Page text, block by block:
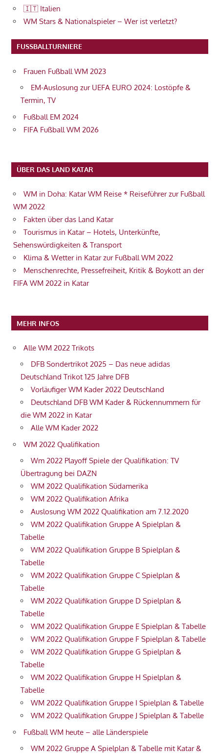
🇮🇹 Italien
WM Stars & Nationalspieler – Wer ist verletzt?
FUSSBALLTURNIERE
Frauen Fußball WM 2023
EM-Auslosung zur UEFA EURO 2024: Lostöpfe &
Termin, TV
Fußball EM 2024
FIFA Fußball WM 2026
ÜBER DAS LAND KATAR
WM in Doha: Katar WM Reise * Reiseführer zur Fußball
WM 2022
Fakten über das Land Katar
Tourismus in Katar – Hotels, Unterkünfte,
Sehenswürdigkeiten & Transport
Klima & Wetter in Katar zur Fußball WM 2022
Menschenrechte, Pressefreiheit, Kritik & Boykott an der
FIFA WM 2022 in Katar
MEHR INFOS
Alle WM 2022 Trikots
DFB Sondertrikot 2025 – Das neue adidas
Deutschland Trikot 125 Jahre DFB
Vorläufiger WM Kader 2022 Deutschland
Deutschland DFB WM Kader & Rückennummern für
die WM 2022 in Katar
Alle WM Kader 2022
WM 2022 Qualifikation
Wm 2022 Playoff Spiele der Qualifikation: TV
Übertragung bei DAZN
WM 2022 Qualifikation Südamerika
WM 2022 Qualifikation Afrika
Auslosung WM 2022 Qualifikation am 7.12.2020
WM 2022 Qualifikation Gruppe A Spielplan &
Tabelle
WM 2022 Qualifikation Gruppe B Spielplan &
Tabelle
WM 2022 Qualifikation Gruppe C Spielplan &
Tabelle
WM 2022 Qualifikation Gruppe D Spielplan &
Tabelle
WM 2022 Qualifikation Gruppe E Spielplan & Tabelle
WM 2022 Qualifikation Gruppe F Spielplan & Tabelle
WM 2022 Qualifikation Gruppe G Spielplan &
Tabelle
WM 2022 Qualifikation Gruppe H Spielplan &
Tabelle
WM 2022 Qualifikation Gruppe I Spielplan & Tabelle
WM 2022 Qualifikation Gruppe J Spielplan & Tabelle
Fußball WM heute – alle Länderspiele
WM 2022 Gruppe A Spielplan & Tabelle mit Katar &